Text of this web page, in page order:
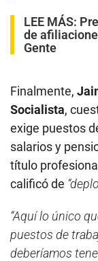
LEE MÁS:
de
Gente
Finalmente,
Socialista,
exige puestos
salarios y
título
calificó de
“Aquí lo único
puestos de
deberíamos